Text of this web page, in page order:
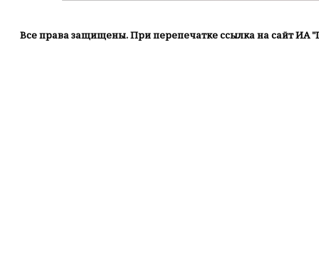
Все права защищены. При перепечатке ссылка на сайт ИА